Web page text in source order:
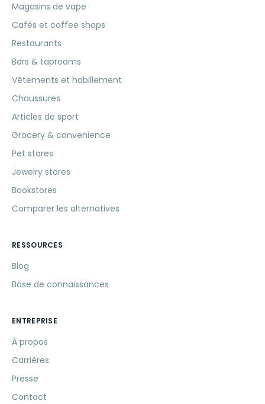
Magasins de vape
Cafés et coffee shops
Restaurants
Bars & taprooms
Vêtements et habillement
Chaussures
Articles de sport
Grocery & convenience
Pet stores
Jewelry stores
Bookstores
Comparer les alternatives
RESSOURCES
Blog
Base de connaissances
ENTREPRISE
À propos
Carrières
Presse
Contact